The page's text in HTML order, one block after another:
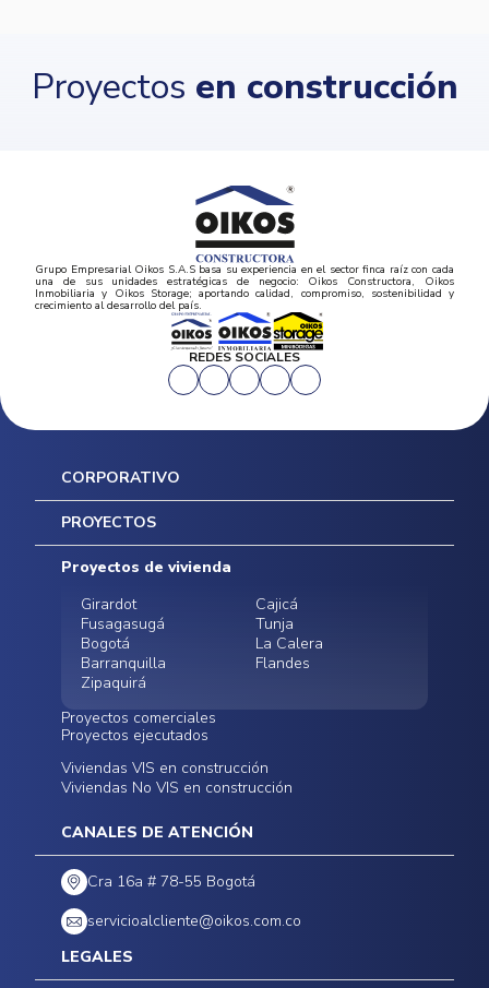
Proyectos en construcción
Grupo Empresarial Oikos S.A.S basa su experiencia en el sector finca raíz con cada
una de sus unidades estratégicas de negocio: Oikos Constructora, Oikos
Inmobiliaria y Oikos Storage; aportando calidad, compromiso, sostenibilidad y
crecimiento al desarrollo del país.
REDES SOCIALES
CORPORATIVO
Inicio
Mapa del sitio
Postventas
Contratación Directa
Noticias
PROYECTOS
Proyectos de vivienda
Girardot
Cajicá
Fusagasugá
Tunja
Bogotá
La Calera
Barranquilla
Flandes
Zipaquirá
Proyectos comerciales
Funza
Infinitum Zentral
Bodegas - ALMAX
Centro Comercial
Proyectos ejecutados
Conoce nuestros
proyectos ejecutados
Viviendas VIS en construcción
Viviendas No VIS en construcción
CANALES DE ATENCIÓN
Cra 16a # 78-55 Bogotá
servicioalcliente@oikos.com.co
LEGALES